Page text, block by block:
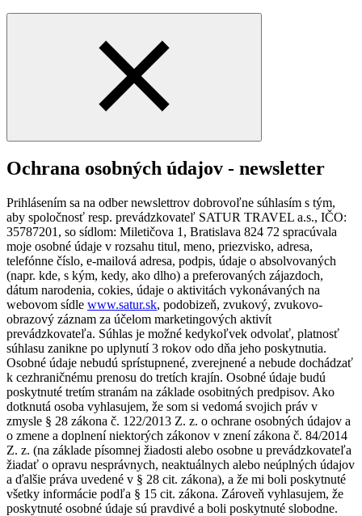
Ochrana osobných údajov - newsletter
Prihlásením sa na odber newslettrov dobrovoľne súhlasím s tým,
aby spoločnosť resp. prevádzkovateľ SATUR TRAVEL a.s., IČO:
35787201, so sídlom: Miletičova 1, Bratislava 824 72 spracúvala
moje osobné údaje v rozsahu titul, meno, priezvisko, adresa,
telefónne číslo, e-mailová adresa, podpis, údaje o absolvovaných
(napr. kde, s kým, kedy, ako dlho) a preferovaných zájazdoch,
dátum narodenia, cokies, údaje o aktivitách vykonávaných na
webovom sídle www.satur.sk, podobizeň, zvukový, zvukovo-
obrazový záznam za účelom marketingových aktivít
prevádzkovateľa. Súhlas je možné kedykoľvek odvolať, platnosť
súhlasu zanikne po uplynutí 3 rokov odo dňa jeho poskytnutia.
Osobné údaje nebudú sprístupnené, zverejnené a nebude dochádzať
k cezhraničnému prenosu do tretích krajín. Osobné údaje budú
poskytnuté tretím stranám na základe osobitných predpisov. Ako
dotknutá osoba vyhlasujem, že som si vedomá svojich práv v
zmysle § 28 zákona č. 122/2013 Z. z. o ochrane osobných údajov a
o zmene a doplnení niektorých zákonov v znení zákona č. 84/2014
Z. z. (na základe písomnej žiadosti alebo osobne u prevádzkovateľa
žiadať o opravu nesprávnych, neaktuálnych alebo neúplných údajov
a ďalšie práva uvedené v § 28 cit. zákona), a že mi boli poskytnuté
všetky informácie podľa § 15 cit. zákona. Zároveň vyhlasujem, že
poskytnuté osobné údaje sú pravdivé a boli poskytnuté slobodne.